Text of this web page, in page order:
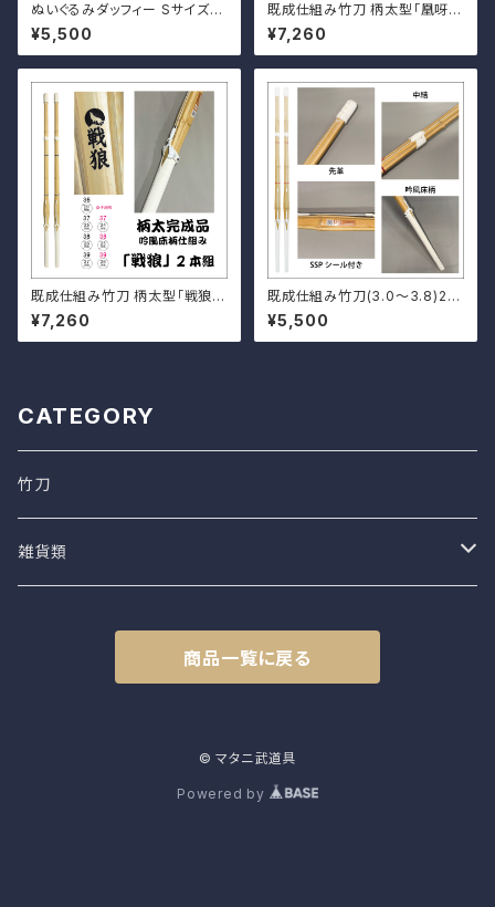
ぬいぐるみダッフィー Sサイズ
剣道道着＆袴セット
¥5,500
既成仕組み竹刀 柄太型「凰呀」
2本セット
¥7,260
既成仕組み竹刀 柄太型「戦狼」
2本セット
¥7,260
既成仕組み竹刀(3.0〜3.8)2本
セット
¥5,500
CATEGORY
竹刀
雑貨類
商品一覧に戻る
© マタニ武道具
Powered by